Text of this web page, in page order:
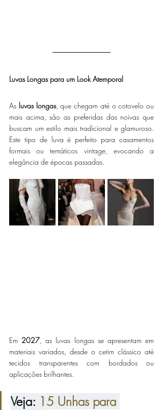
Luvas Longas para um Look Atemporal
As luvas longas, que chegam até o cotovelo ou
mais acima, são as preferidas das noivas que
buscam um estilo mais tradicional e glamuroso.
Este tipo de luva é perfeito para casamentos
formais ou temáticos vintage, evocando a
elegância de épocas passadas.
Em 2027, as luvas longas se apresentam em
materiais variados, desde o cetim clássico até
tecidos transparentes com bordados ou
aplicações brilhantes.
Veja: 15 Unhas para